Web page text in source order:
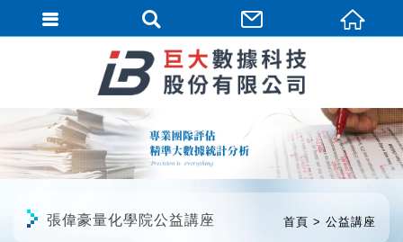
首頁 公益講座
張偉豪量化學院公益講座
繁體中文